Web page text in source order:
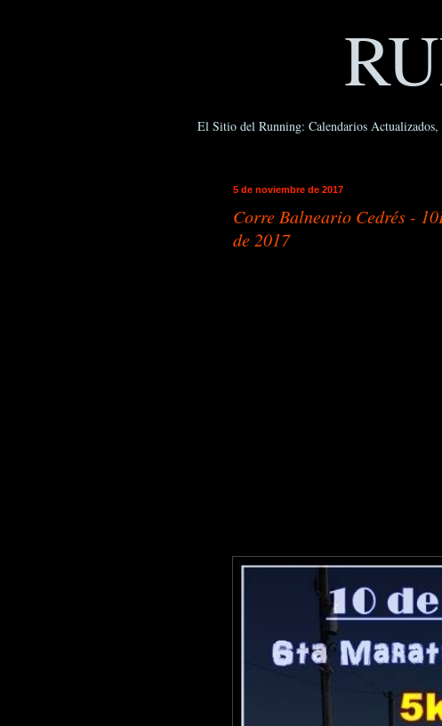
El Sitio del Running: Calendarios
5 de noviembre de 2017
Corre Balneario Cedrés -
de 2017